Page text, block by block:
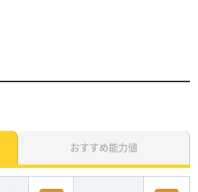
おすすめ能力値